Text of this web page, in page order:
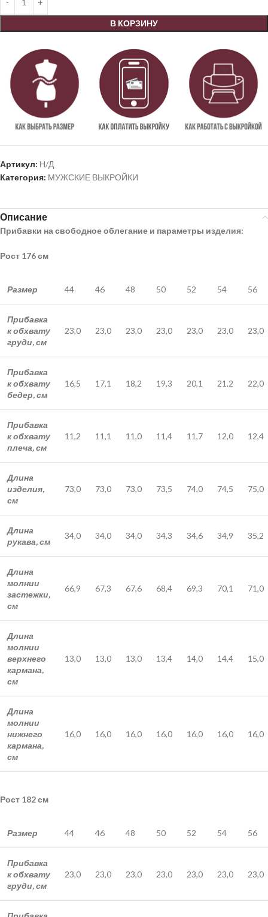
В КОРЗИНУ
Артикул: Н/Д
Категория: МУЖСКИЕ ВЫКРОЙКИ
Описание
Прибавки на свободное облегание и параметры изделия:
Рост 176 см
Размер 44 46 48 50 52 54 56
Прибавка
к обхвату
груди, см
23,0 23,0 23,0 23,0 23,0 23,0 23,0
Прибавка
к обхвату
бедер, см
16,5 17,1 18,2 19,3 20,1 21,2 22,0
Прибавка
к обхвату
плеча, см
11,2 11,1 11,0 11,4 11,7 12,0 12,4
Длина
изделия,
см
73,0 73,0 73,0 73,5 74,0 74,5 75,0
Длина
рукава, см
34,0 34,0 34,0 34,3 34,6 34,9 35,2
Длина
молнии
застежки,
см
66,9 67,3 67,6 68,4 69,3 70,1 71,0
Длина
молнии
верхнего
кармана,
см
13,0 13,0 13,0 13,4 14,0 14,4 15,0
Длина
молнии
нижнего
кармана,
см
16,0 16,0 16,0 16,0 16,0 16,0 16,0
Рост 182 см
Размер 44 46 48 50 52 54 56
Прибавка
к обхвату
груди, см
23,0 23,0 23,0 23,0 23,0 23,0 23,0